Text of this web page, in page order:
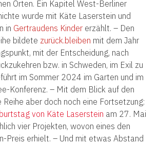
Orten. Ein Kapitel West-Berliner
wurde mit Käte Laserstein und
in Gertraudens Kinder erzählt. – Den
bildete zurück.bleiben mit dem Jahr
mit der Entscheidung, nach
bzw. in Schweden, im Exil zu
im Sommer 2024 im Garten und im
Konferenz. – Mit dem Blick auf den
Reihe aber doch noch eine Fortsetzung:
von Käte Laserstein am 27. Mai
vier Projekten, wovon eines den
Preis erhielt. – Und mit etwas Abstand